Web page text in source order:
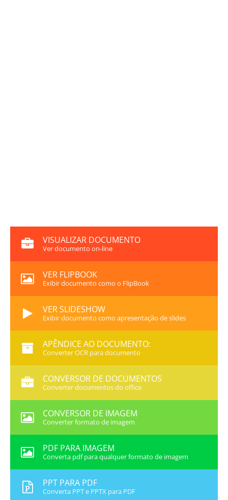
VISUALIZAR DOCUMENTO
Ver documento on-line
VER FLIPBOOK
Exibir documento como o FlipBook
VER SLIDESHOW
Exibir documento como apresentação de slides
APÊNDICE AO DOCUMENTO:
Converter OCR para documento
CONVERSOR DE DOCUMENTOS
Converter documentos do office
CONVERSOR DE IMAGEM
Converter formato de imagem
PDF PARA IMAGEM
Converta pdf para qualquer formato de imagem
PPT PARA PDF
Converta PPT e PPTX para PDF